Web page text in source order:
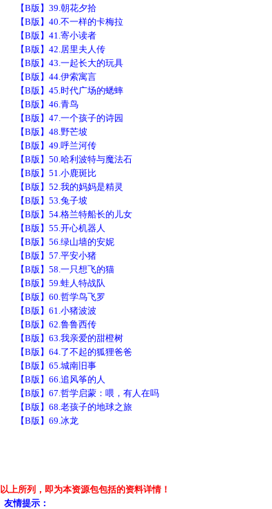
【B版】39.朝花夕拾
【B版】40.不一样的卡梅拉
【B版】41.寄小读者
【B版】42.居里夫人传
【B版】43.一起长大的玩具
【B版】44.伊索寓言
【B版】45.时代广场的蟋蟀
【B版】46.青鸟
【B版】47.一个孩子的诗园
【B版】48.野芒坡
【B版】49.呼兰河传
【B版】50.哈利波特与魔法石
【B版】51.小鹿斑比
【B版】52.我的妈妈是精灵
【B版】53.兔子坡
【B版】54.格兰特船长的儿女
【B版】55.开心机器人
【B版】56.绿山墙的安妮
【B版】57.平安小猪
【B版】58.一只想飞的猫
【B版】59.蛙人特战队
【B版】60.哲学鸟飞罗
【B版】61.小猪波波
【B版】62.鲁鲁西传
【B版】63.我亲爱的甜橙树
【B版】64.了不起的狐狸爸爸
【B版】65.城南旧事
【B版】66.追风筝的人
【B版】67.哲学启蒙：喂，有人在吗
【B版】68.老孩子的地球之旅
【B版】69.冰龙
以上所列，即为本资源包包括的资料详情！
友情提示：